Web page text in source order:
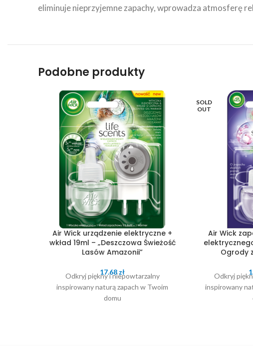
eliminuje nieprzyjemne zapachy, wprowadza atmosferę
Podobne produkty
Air Wick urządzenie elektryczne +
wkład 19ml – „Deszczowa Świeżość
Lasów Amazonii”
17.68zł
Odkryj piękny i niepowtarzalny
inspirowany naturą zapach w Twoim
domu
SOLD
OUT
Air Wick
Ogrody
Odkryj
inspirowany